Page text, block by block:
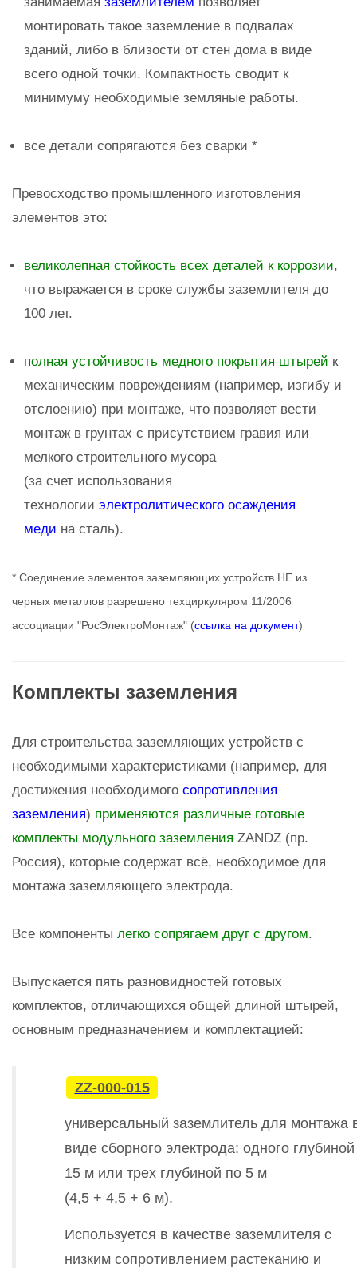
монтировать такое заземление в подвалах
зданий, либо в близости от стен дома в виде
всего одной точки. Компактность сводит к
минимуму необходимые земляные работы.
все детали сопрягаются без сварки *
Превосходство промышленного изготовления
элементов это:
великолепная стойкость всех деталей к коррозии,
что выражается в сроке службы заземлителя до
100 лет.
полная устойчивость медного покрытия штырей к
механическим повреждениям (например, изгибу и
отслоению) при монтаже, что позволяет вести
монтаж в грунтах с присутствием гравия или
мелкого строительного мусора
(за счет использования
технологии электролитического осаждения
меди на сталь).
* Соединение элементов заземляющих устройств НЕ из
черных металлов разрешено техциркуляром 11/2006
ассоциации "РосЭлектроМонтаж" (ссылка на документ)
Комплекты заземления
Для строительства заземляющих устройств с
необходимыми характеристиками (например, для
достижения необходимого сопротивления
заземления) применяются различные готовые
комплекты модульного заземления ZANDZ (пр.
Россия), которые содержат всё, необходимое для
монтажа заземляющего электрода.
Все компоненты легко сопрягаем друг с другом.
Выпускается пять разновидностей готовых
комплектов, отличающихся общей длиной штырей,
основным предназначением и комплектацией:
ZZ-000-015
универсальный заземлитель для монтажа
виде сборного электрода: одного глубиной
15 м или трех глубиной по 5 м
(4,5 + 4,5 + 6 м).
Используется в качестве заземлителя с
низким сопротивлением растеканию и